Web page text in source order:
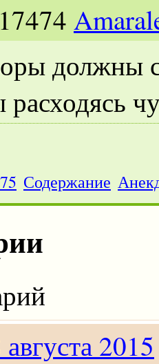
должны
расходясь
Содержание
августа 2015